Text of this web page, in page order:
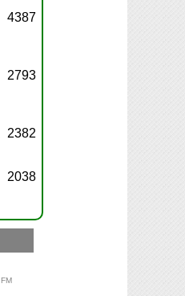
4387
2793
2382
2038
FM